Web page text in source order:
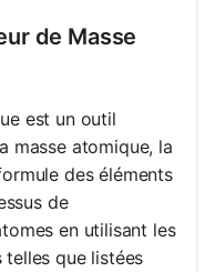
de Masse
est un outil
masse atomique, la
des éléments
de
en utilisant les
telles que listées